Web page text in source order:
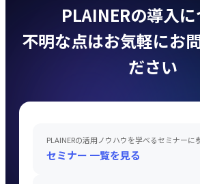
PLAINERの導入に
不明な点はお気軽にお
ださい
PLAINERの活用ノウハウを学べるセミナーに
セミナー 一覧を見る